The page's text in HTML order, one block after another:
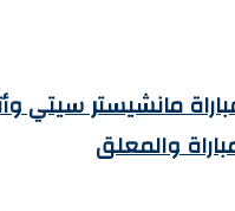
مانشيستر سيتي
والمعلق